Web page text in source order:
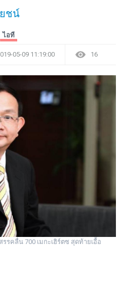
ชน์
ไอที
05-09 11:19:00 16
คลื่น 700 เมกะเฮิร์ตซ สุดท้ายเอื้อ